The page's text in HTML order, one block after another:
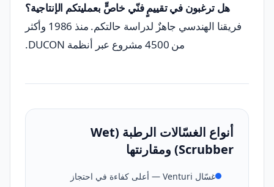
هل ترغبون في تقييمٍ فنّي خاصٍّ بعمليتكم الإنتاجية؟
فريقنا الهندسي جاهزٌ لدراسة حالتكم. منذ 1986 وأكثر
من 4500 مشروع عبر أنظمة DUCON.
أنواع الغسّالات الرطبة (Wet
Scrubber) ومقارنتها
غسّال Venturi — أعلى كفاءة في احتجاز